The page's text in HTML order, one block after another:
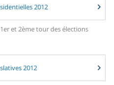
2012
et 2ème tour des élections
2012